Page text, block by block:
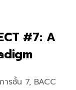
#7: A
รชั้น 7, BACC